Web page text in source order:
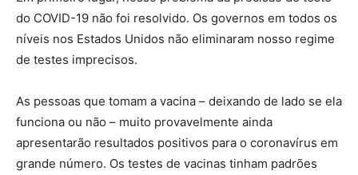
do COVID-19 não foi resolvido. Os governos em todos os
níveis nos Estados Unidos não eliminaram nosso regime
de testes imprecisos.
As pessoas que tomam a vacina – deixando de lado se ela
funciona ou não – muito provavelmente ainda
apresentarão resultados positivos para o coronavírus em
grande número. Os testes de vacinas tinham padrões